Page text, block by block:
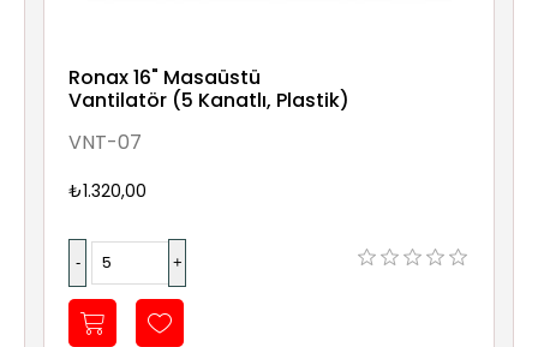
Ronax 16" Masaüstü
Vantilatör (5 Kanatlı, Plastik)
VNT-07
₺1.320,00